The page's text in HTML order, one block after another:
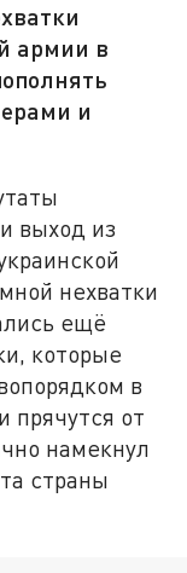
армии в
и
выход из
нехватки
ещё
которые
в
прячутся от
намекнул
страны